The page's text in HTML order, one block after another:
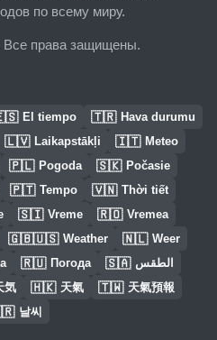
по всему миру.
Все права защищены.
El tiempo 🇹🇷 Hava durumu
🇱🇻 Laikapstākļi 🇮🇹 Meteo
🇵🇱 Pogoda 🇸🇰 Počasie
🇵🇹 Tempo 🇻🇳 Thời tiết
🇸🇮 Vreme 🇷🇴 Vremea
🇬🇧🇺🇸 Weather 🇳🇱 Weer
🇷🇺 Погода 🇸🇦 الطقس
気 🇭🇰 天氣 🇹🇼 天氣預報
날씨